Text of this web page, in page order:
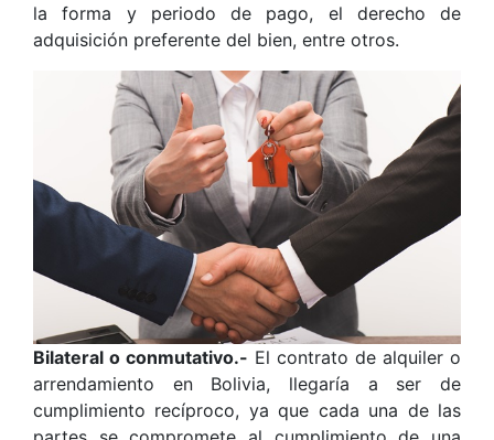
la forma y periodo de pago, el derecho de
adquisición preferente del bien, entre otros.
Bilateral o conmutativo.- El contrato de alquiler o
arrendamiento en Bolivia, llegaría a ser de
cumplimiento recíproco, ya que cada una de las